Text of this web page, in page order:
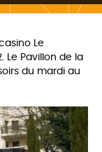
Le
Le Pavillon de la
du mardi au